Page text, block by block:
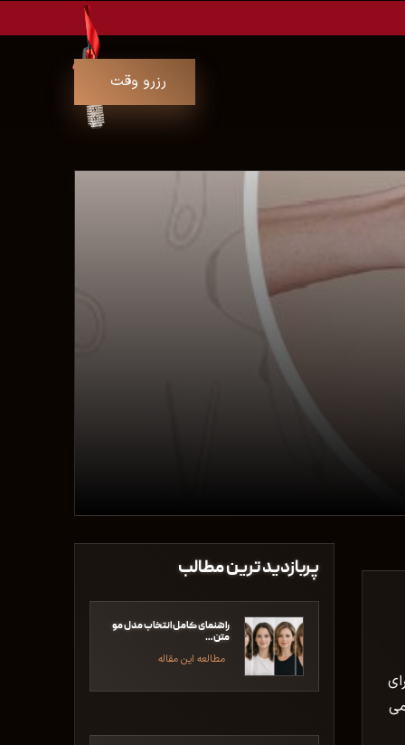
رزرو وقت
پربازدید ترین مطالب
راهنمای کامل انتخاب مدل مو
متن…
مطالعه این مقاله